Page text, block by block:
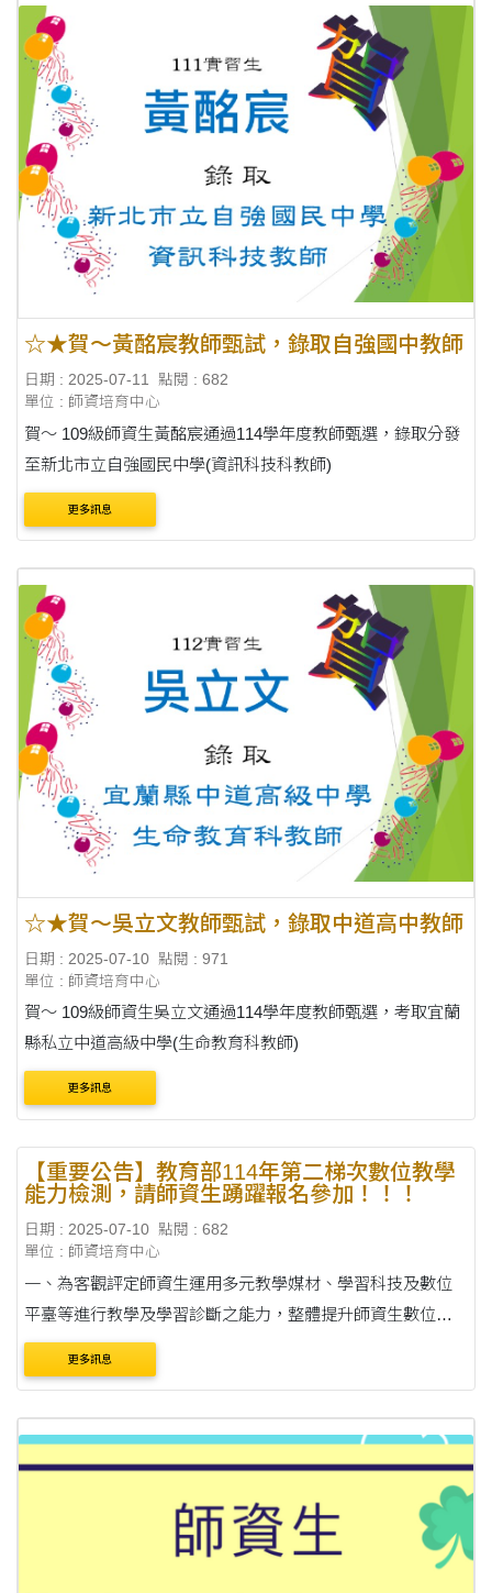
☆★賀～黃酩宸教師甄試，錄取自強國中教師
日期 : 2025-07-11
點閱 : 682
單位 : 師資培育中心
賀～ 109級師資生黃酩宸通過114學年度教師甄選，錄取分發
至新北市立自強國民中學(資訊科技科教師)
更多訊息
☆★賀～吳立文教師甄試，錄取中道高中教師
日期 : 2025-07-10 點閱 : 971
單位 : 師資培育中心
賀～ 109級師資生吳立文通過114學年度教師甄選，考取宜蘭
縣私立中道高級中學(生命教育科教師)
更多訊息
【重要公告】教育部114年第二梯次數位教學
能力檢測，請師資生踴躍報名參加！！！
日期 : 2025-07-10 點閱 : 682
單位 : 師資培育中心
一、為客觀評定師資生運用多元教學媒材、學習科技及數位
平臺等進行教學及學習診斷之能力，整體提升師資生數位教
學知能。 二、謹訂於114年10月至12月分區辦理30場第二梯
次正式測驗，考試資訊摘要如次： (一)報名....
更多訊息